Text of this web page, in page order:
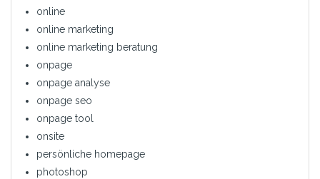
online
online marketing
online marketing beratung
onpage
onpage analyse
onpage seo
onpage tool
onsite
persönliche homepage
photoshop